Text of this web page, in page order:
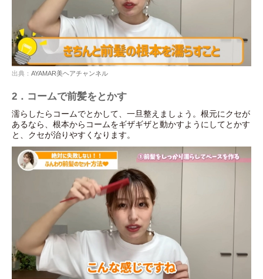
出典： AYAMAR美ヘアチャンネル
2．コームで前髪をとかす
濡らしたらコームでとかして、一旦整えましょう。根元にクセが
あるなら、根本からコームをギザギザと動かすようにしてとかす
と、クセが治りやすくなります。